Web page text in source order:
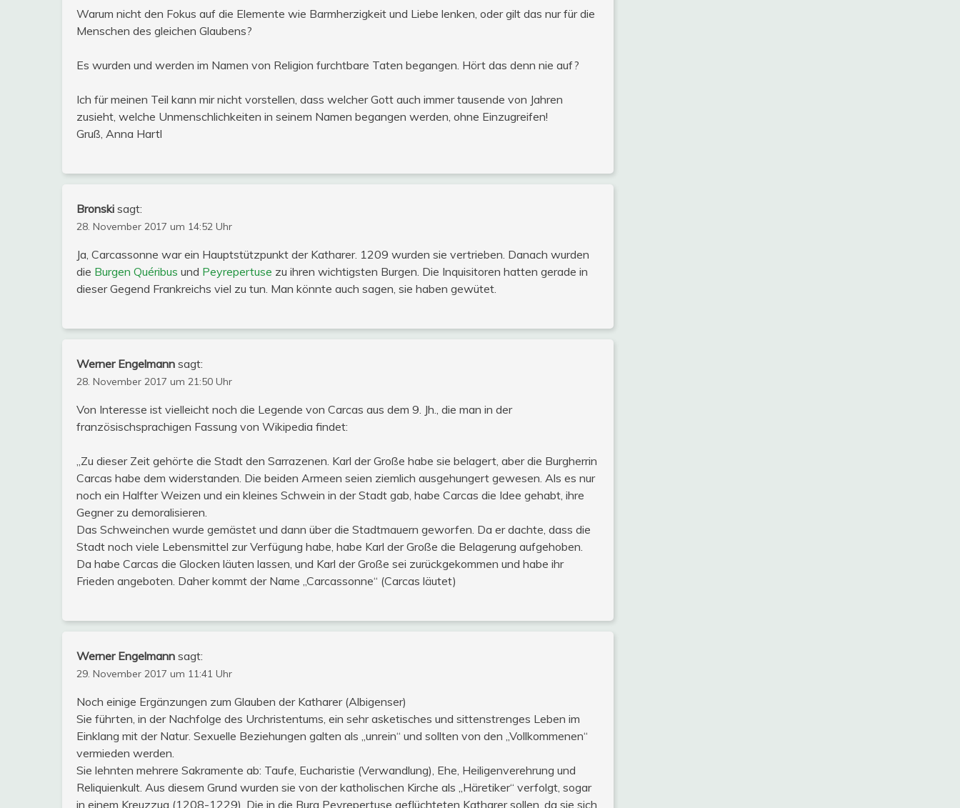
Warum nicht den Fokus auf die Elemente wie Barmherzigkeit und Liebe lenken, oder gilt das nur für die
Menschen des gleichen Glaubens?
Es wurden und werden im Namen von Religion furchtbare Taten begangen. Hört das denn nie auf?
Ich für meinen Teil kann mir nicht vorstellen, dass welcher Gott auch immer tausende von Jahren
zusieht, welche Unmenschlichkeiten in seinem Namen begangen werden, ohne Einzugreifen!
Gruß, Anna Hartl
Bronski sagt:
28. November 2017 um 14:52 Uhr
Ja, Carcassonne war ein Hauptstützpunkt der Katharer. 1209 wurden sie vertrieben. Danach wurden
die Burgen Quéribus und Peyrepertuse zu ihren wichtigsten Burgen. Die Inquisitoren hatten gerade in
dieser Gegend Frankreichs viel zu tun. Man könnte auch sagen, sie haben gewütet.
Werner Engelmann sagt:
28. November 2017 um 21:50 Uhr
Von Interesse ist vielleicht noch die Legende von Carcas aus dem 9. Jh., die man in der
französischsprachigen Fassung von Wikipedia findet:
„Zu dieser Zeit gehörte die Stadt den Sarrazenen. Karl der Große habe sie belagert, aber die Burgherrin
Carcas habe dem widerstanden. Die beiden Armeen seien ziemlich ausgehungert gewesen. Als es nur
noch ein Halfter Weizen und ein kleines Schwein in der Stadt gab, habe Carcas die Idee gehabt, ihre
Gegner zu demoralisieren.
Das Schweinchen wurde gemästet und dann über die Stadtmauern geworfen. Da er dachte, dass die
Stadt noch viele Lebensmittel zur Verfügung habe, habe Karl der Große die Belagerung aufgehoben.
Da habe Carcas die Glocken läuten lassen, und Karl der Große sei zurückgekommen und habe ihr
Frieden angeboten. Daher kommt der Name „Carcassonne“ (Carcas läutet)
Werner Engelmann sagt:
29. November 2017 um 11:41 Uhr
Noch einige Ergänzungen zum Glauben der Katharer (Albigenser)
Sie führten, in der Nachfolge des Urchristentums, ein sehr asketisches und sittenstrenges Leben im
Einklang mit der Natur. Sexuelle Beziehungen galten als „unrein“ und sollten von den „Vollkommenen“
vermieden werden.
Sie lehnten mehrere Sakramente ab: Taufe, Eucharistie (Verwandlung), Ehe, Heiligenverehrung und
Reliquienkult. Aus diesem Grund wurden sie von der katholischen Kirche als „Häretiker“ verfolgt, sogar
in einem Kreuzzug (1208-1229). Die in die Burg Peyrepertuse geflüchteten Katharer sollen, da sie sich